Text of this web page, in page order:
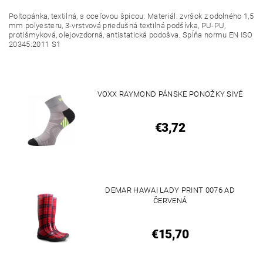
Poltopánka, textilná, s oceľovou špicou. Materiál: zvršok z odolného 1,5
mm polyesteru, 3-vrstvová priedušná textilná podšívka, PU-PU,
protišmyková, olejovzdorná, antistatická podošva. Spĺňa normu EN ISO
20345:2011 S1
VOXX RAYMOND PÁNSKE PONOŽKY SIVÉ
€3,72
DEMAR HAWAI LADY PRINT 0076 AD
ČERVENÁ
€15,70